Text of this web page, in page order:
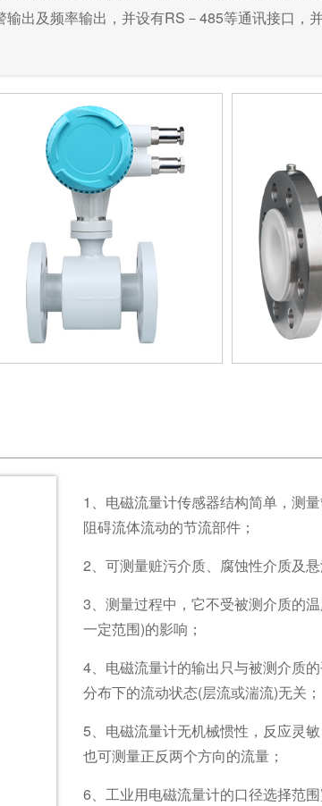
出及频率输出，并设有RS－485等通讯接口，
1、电磁流量计传感器结构简单，测
阻碍流体流动的节流部件；
2、可测量赃污介质、腐蚀性介质及
3、测量过程中，它不受被测介质的
一定范围)的影响；
4、电磁流量计的输出只与被测介质
分布下的流动状态(层流或湍流)无关；
5、电磁流量计无机械惯性，反应灵
也可测量正反两个方向的流量；
6、工业用电磁流量计的口径选择范围